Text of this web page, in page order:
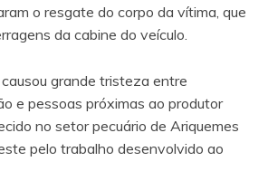
o resgate do corpo da vítima, que
da cabine do veículo.
grande tristeza entre
e pessoas próximas ao produtor
no setor pecuário de Ariquemes
pelo trabalho desenvolvido ao